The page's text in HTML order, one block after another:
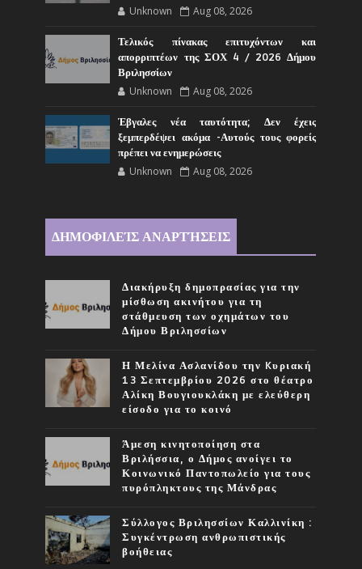
Unknown Aug 08, 2026
Τελικός πίνακας επιτυχόντων και
απορριπτέων της ΣΟΧ 4 / 2026 Δήμου
Βριλησσίων
Unknown Aug 08, 2026
Έβγαλες νέα ταυτότητα; Δεν έχεις
ξεμπερδέψει ακόμα -Αυτούς τους φορείς
πρέπει να ενημερώσεις
Unknown Aug 08, 2026
ΔΗΜΟΦΙΛΕΊΣ ΑΝΑΡΤΉΣΕΙΣ
Διακήρυξη δημοπρασίας για την
μίσθωση ακινήτου για τη
στάθμευση των οχημάτων του
Δήμου Βριλησσίων
Η Μελίνα Ασλανίδου την Kυριακή
13 Σεπτεμβρίου 2026 στο θέατρο
Αλίκη Βουγιουκλάκη με ελεύθερη
είσοδο για το κοινό
Άμεση κινητοποίηση στα
Βριλήσσια, ο Δήμος ανοίγει το
Κοινωνικό Παντοπωλείο για τους
πυρόπληκτους της Μάνδρας
Σύλλογος Βριλησσίων Καλλινίκη :
Συγκέντρωση ανθρωπιστικής
βοήθειας